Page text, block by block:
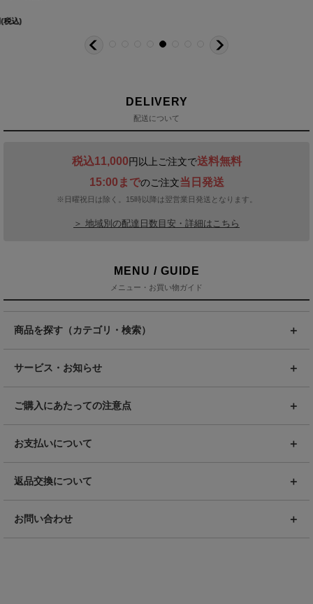
DELIVERY
配送について
税込11,000円以上ご注文で送料無料
15:00までのご注文当日発送
※日曜祝日は除く。15時以降は翌営業日発送となります。
＞ 地域別の配達日数目安・詳細はこちら
MENU / GUIDE
メニュー・お買い物ガイド
商品を探す（カテゴリ・検索）
サービス・お知らせ
ご購入にあたっての注意点
お支払いについて
返品交換について
お問い合わせ